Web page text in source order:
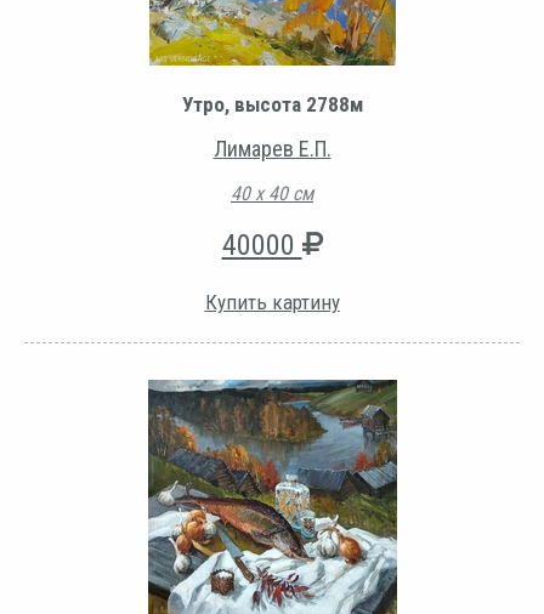
Утро, высота 2788м
Лимарев Е.П.
40 х 40 см
40000
Купить картину